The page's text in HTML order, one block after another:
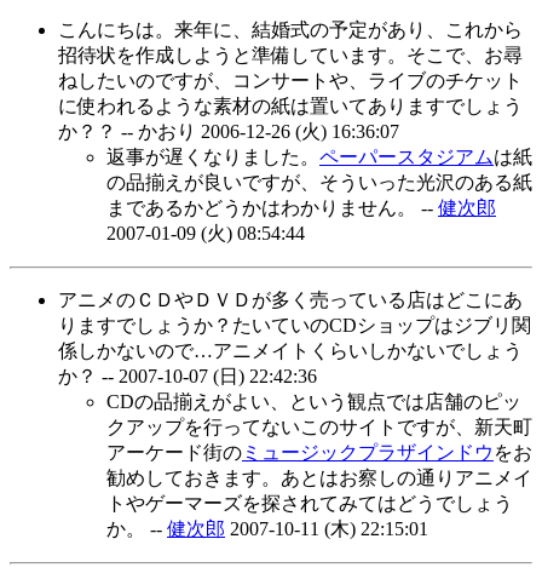
こんにちは。来年に、結婚式の予定があり、これから
招待状を作成しようと準備しています。そこで、お尋
ねしたいのですが、コンサートや、ライブのチケット
に使われるような素材の紙は置いてありますでしょう
か？？ -- かおり 2006-12-26 (火) 16:36:07
返事が遅くなりました。 ペーパースタジアムは紙
の品揃えが良いですが、そういった光沢のある紙
まであるかどうかはわかりません。 -- 健次郎
2007-01-09 (火) 08:54:44
アニメのＣＤやＤＶＤが多く売っている店はどこにあ
りますでしょうか？たいていのCDショップはジブリ関
係しかないので…アニメイトくらいしかないでしょう
か？ -- 2007-10-07 (日) 22:42:36
CDの品揃えがよい、という観点では店舗のピッ
クアップを行ってないこのサイトですが、新天町
アーケード街の ミュージックプラザインドウ をお
勧めしておきます。あとはお察しの通りアニメイ
トやゲーマーズを探されてみてはどうでしょう
か。 -- 健次郎 2007-10-11 (木) 22:15:01